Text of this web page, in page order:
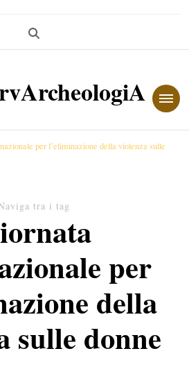
per l’eliminazione della violenza sulle
tra i tag
per
della
sulle donne